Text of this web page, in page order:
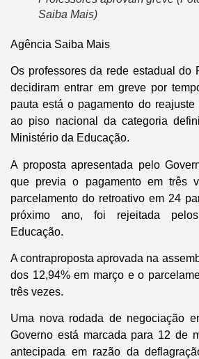
Saiba Mais)
Agência Saiba Mais
Os professores da rede estadual do
decidiram entrar em greve por
pauta está o pagamento do reajuste
ao piso nacional da categoria
Ministério da Educação.
A proposta apresentada pelo
que previa o pagamento em três
parcelamento do retroativo em 24
próximo ano, foi rejeitada
Educação.
A contraproposta aprovada na
dos 12,94% em março e o
três vezes.
Uma nova rodada de negociação
Governo está marcada para 12 de
antecipada em razão da